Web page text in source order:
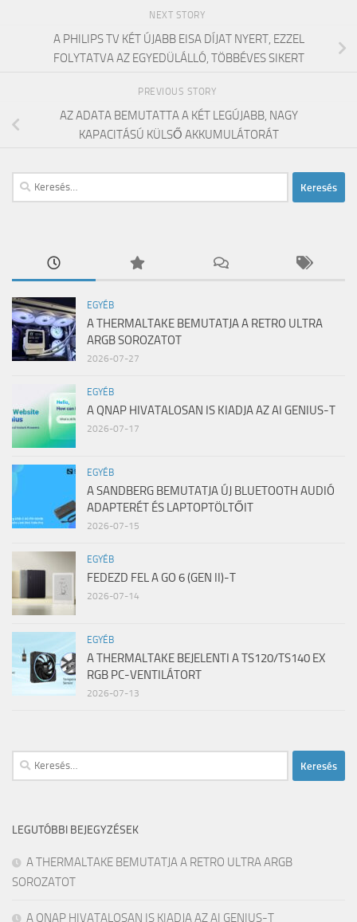
NEXT STORY
A PHILIPS TV KÉT ÚJABB EISA DÍJAT NYERT, EZZEL
FOLYTATVA AZ EGYEDÜLÁLLÓ, TÖBBÉVES SIKERT
PREVIOUS STORY
AZ ADATA BEMUTATTA A KÉT LEGÚJABB, NAGY
KAPACITÁSÚ KÜLSŐ AKKUMULÁTORÁT
Keresés:
EGYÉB
A THERMALTAKE BEMUTATJA A RETRO ULTRA
ARGB SOROZATOT
2026-07-27
EGYÉB
A QNAP HIVATALOSAN IS KIADJA AZ AI GENIUS-T
2026-07-17
EGYÉB
A SANDBERG BEMUTATJA ÚJ BLUETOOTH AUDIÓ
ADAPTERÉT ÉS LAPTOPTÖLTŐIT
2026-07-15
EGYÉB
FEDEZD FEL A GO 6 (GEN II)-T
2026-07-14
EGYÉB
A THERMALTAKE BEJELENTI A TS120/TS140 EX
RGB PC-VENTILÁTORT
2026-07-13
Keresés:
LEGUTÓBBI BEJEGYZÉSEK
A THERMALTAKE BEMUTATJA A RETRO ULTRA ARGB
SOROZATOT
A QNAP HIVATALOSAN IS KIADJA AZ AI GENIUS-T